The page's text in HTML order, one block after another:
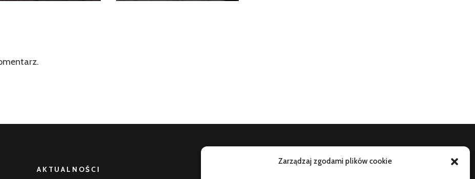
Zarządzaj zgodami plików cookie
AKTUALNOŚCI